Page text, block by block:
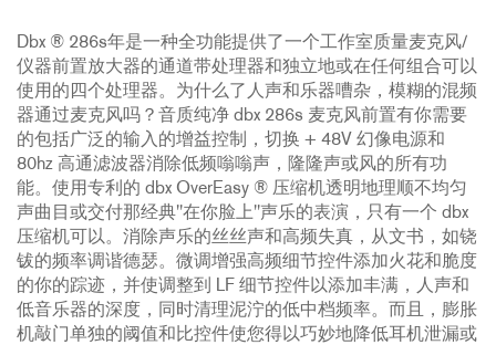
Dbx ® 286s年是一种全功能提供了一个工作室质量麦克风/
仪器前置放大器的通道带处理器和独立地或在任何组合可以
使用的四个处理器。为什么了人声和乐器嘈杂，模糊的混频
器通过麦克风吗？音质纯净 dbx 286s 麦克风前置有你需要
的包括广泛的输入的增益控制，切换 + 48V 幻像电源和
80hz 高通滤波器消除低频嗡嗡声，隆隆声或风的所有功
能。使用专利的 dbx OverEasy ® 压缩机透明地理顺不均匀
声曲目或交付那经典"在你脸上"声乐的表演，只有一个 dbx
压缩机可以。消除声乐的丝丝声和高频失真，从文书，如铙
钹的频率调谐德瑟。微调增强高频细节控件添加火花和脆度
的你的踪迹，并使调整到 LF 细节控件以添加丰满，人声和
低音乐器的深度，同时清理泥泞的低中档频率。而且，膨胀
机敲门单独的阈值和比控件使您得以巧妙地降低耳机泄漏或